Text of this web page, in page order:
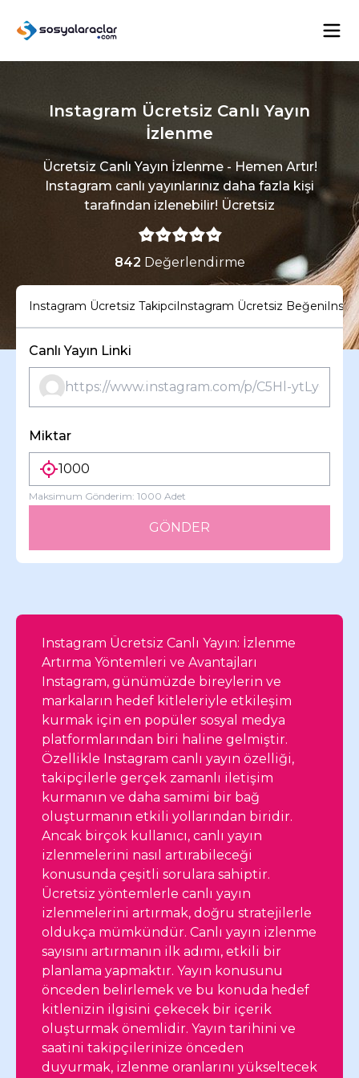
Instagram Ücretsiz Canlı Yayın
İzlenme
Ücretsiz Canlı Yayın İzlenme - Hemen Artır!
Instagram canlı yayınlarınız daha fazla kişi
tarafından izlenebilir! Ücretsiz
842 Değerlendirme
Instagram Ücretsiz TakipciInstagram Ücretsiz Beğeni
Canlı Yayın Linki
Miktar
Maksimum Gönderim: 1000 Adet
GÖNDER
Instagram Ücretsiz Canlı Yayın: İzlenme
Artırma Yöntemleri ve Avantajları
Instagram, günümüzde bireylerin ve
markaların hedef kitleleriyle etkileşim
kurmak için en popüler sosyal medya
platformlarından biri haline gelmiştir.
Özellikle Instagram canlı yayın özelliği,
takipçilerle gerçek zamanlı iletişim
kurmanın ve daha samimi bir bağ
oluşturmanın etkili yollarından biridir.
Ancak birçok kullanıcı, canlı yayın
izlenmelerini nasıl artırabileceği
konusunda çeşitli sorulara sahiptir.
Ücretsiz yöntemlerle canlı yayın
izlenmelerini artırmak, doğru stratejilerle
oldukça mümkündür. Canlı yayın izlenme
sayısını artırmanın ilk adımı, etkili bir
planlama yapmaktır. Yayın konusunu
önceden belirlemek ve bu konuda hedef
kitlenizin ilgisini çekecek bir içerik
oluşturmak önemlidir. Yayın tarihini ve
saatini takipçilerinize önceden
duyurmak, izlenme oranlarını yükseltecek